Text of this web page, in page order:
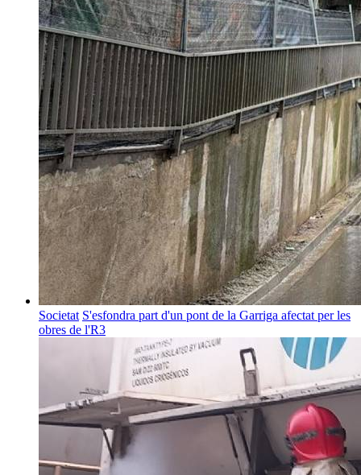
Societat S'esfondra part d'un pont de la Garriga afectat per les
obres de l'R3